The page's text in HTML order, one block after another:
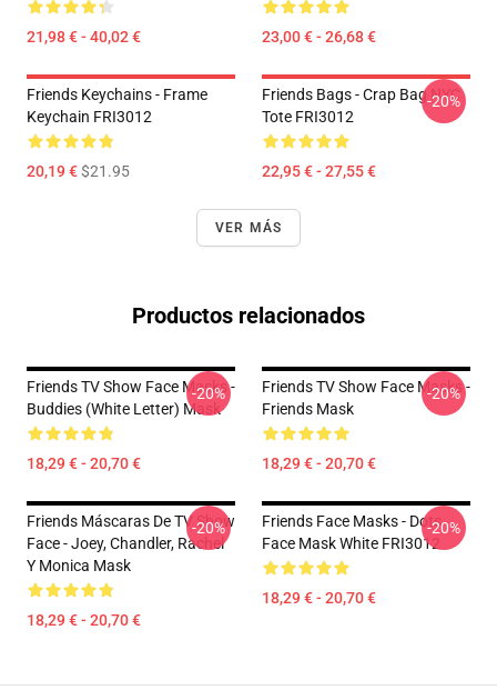
21,98 € - 40,02 € 23,00 € - 26,68 €
Friends Keychains - Frame
Keychain FRI3012
20,19 €$21.95
Friends Bags - Crap Bag NYC
Tote FRI3012
22,95 € - 27,55 €
-20%
VER MÁS
Productos relacionados
Friends TV Show Face Masks -
Buddies (white Letter) Mask
18,29 € - 20,70 €
-20%
Friends TV Show Face Masks -
Friends Mask
18,29 € - 20,70 €
-20%
Friends Máscaras De TV Show
Face - Joey, Chandler, Rachel
Y Monica Mask
18,29 € - 20,70 €
-20%
Friends Face Masks - Dots
Face Mask White FRI3012
18,29 € - 20,70 €
-20%